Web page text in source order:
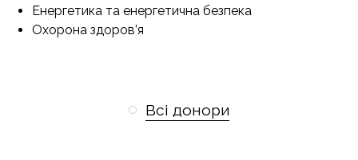
Енергетика та енергетична безпека
Охорона здоров’я
Всі донори